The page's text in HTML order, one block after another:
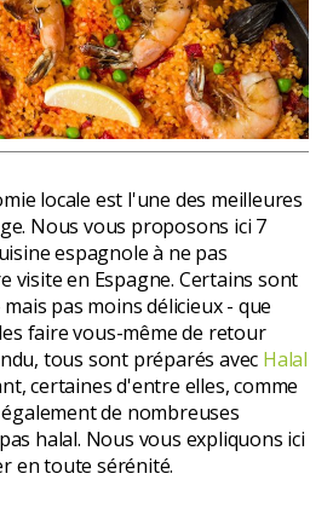
locale est l'une des meilleures
Nous vous proposons ici 7
espagnole à ne pas
visite en Espagne. Certains sont
pas moins délicieux - que
faire vous-même de retour
tous sont préparés avec Halal
certaines d'entre elles, comme
de nombreuses
halal. Nous vous expliquons ici
en toute sérénité.